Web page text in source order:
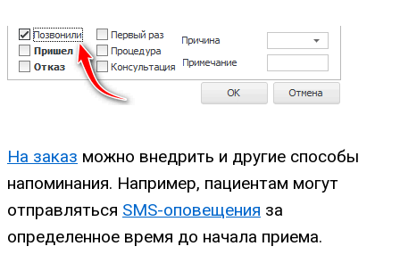
На заказ можно внедрить и другие способы
напоминания. Например, пациентам могут
отправляться SMS-оповещения за
определенное время до начала приема.